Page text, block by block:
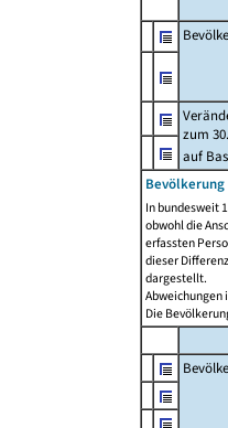
zum
auf
Bevölkerung
In bundesweit
obwohl die
erfassten
dieser
dargestellt.
Abweichungen
Die